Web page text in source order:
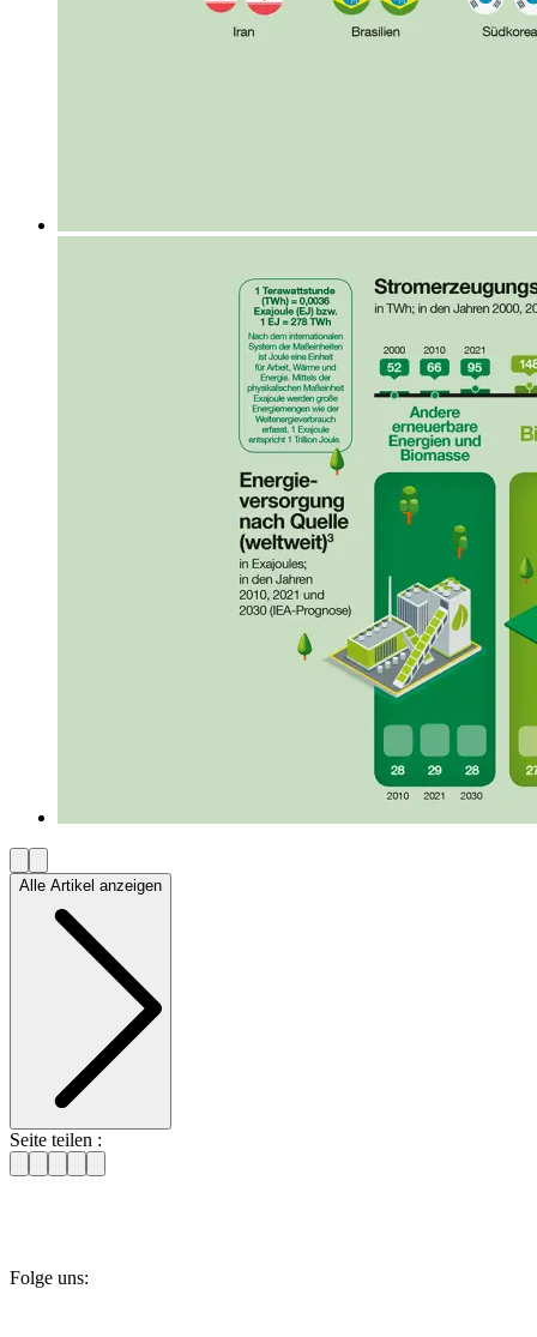
Alle Artikel anzeigen
Seite teilen :
Folge uns: